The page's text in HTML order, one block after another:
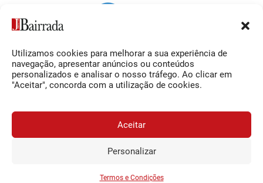
Utilizamos cookies para melhorar a sua experiência de
navegação, apresentar anúncios ou conteúdos
personalizados e analisar o nosso tráfego. Ao clicar em
"Aceitar", concorda com a utilização de cookies.
Aceitar
Personalizar
Termos e Condições
0,34€/semana
Siga-nos
Facebook
O Jornal da Bairrada
Contactos
Termos e Condições
© 2026 Jornal da Bairrada